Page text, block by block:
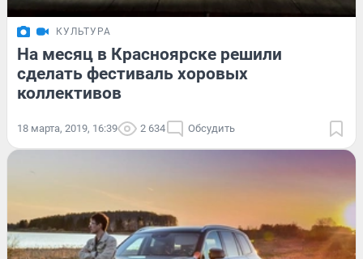
КУЛЬТУРА
На месяц в Красноярске решили
сделать фестиваль хоровых
коллективов
18 марта, 2019, 16:39 2 634 Обсудить